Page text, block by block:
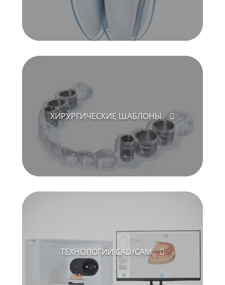
ХИРУРГИЧЕСКИЕ ШАБЛОНЫ
ТЕХНОЛОГИИ CAD/CAM